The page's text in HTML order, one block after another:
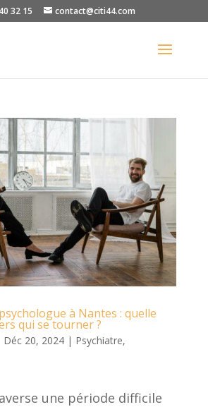
32 15 contact@citi44.com
à Nantes : quelle
qui se tourner ?
Déc 20, 2024| Psychiatre,
une période difficile